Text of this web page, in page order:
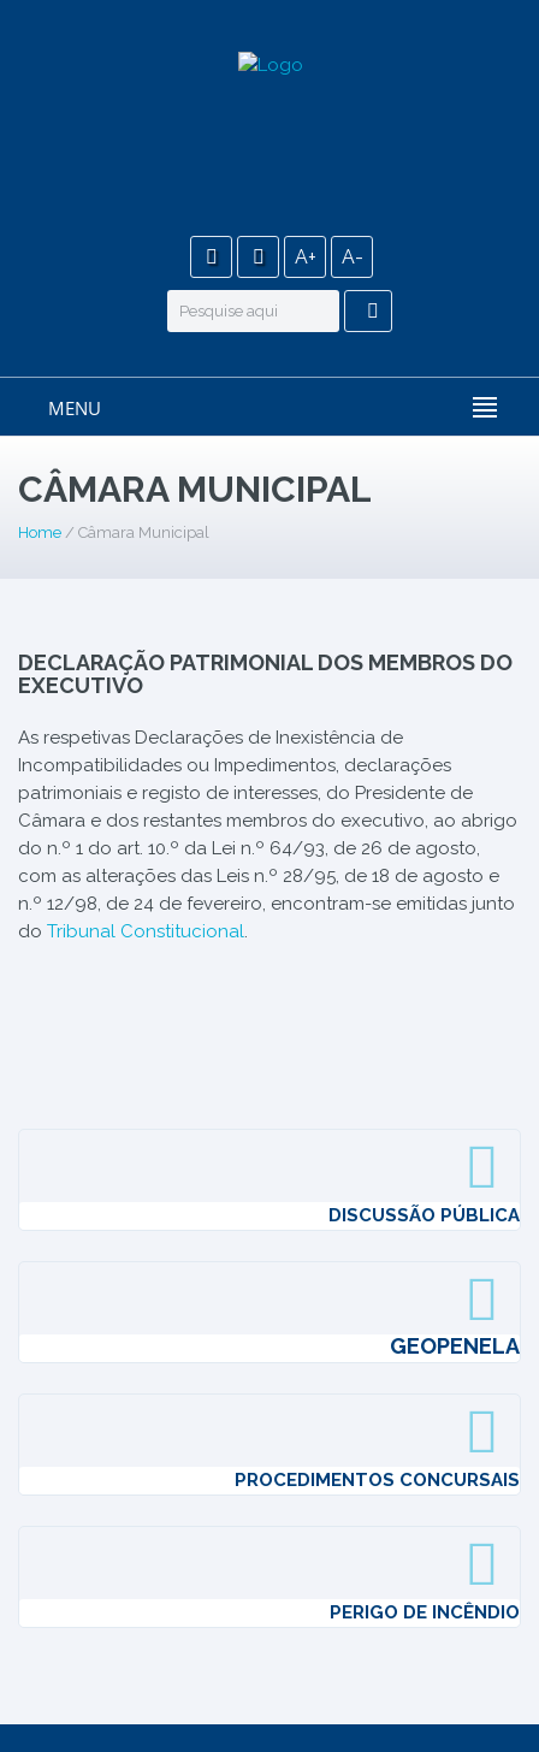
A+ A-
MENU
CÂMARA MUNICIPAL
Home / Câmara Municipal
DECLARAÇÃO PATRIMONIAL DOS MEMBROS DO
EXECUTIVO
As respetivas Declarações de Inexistência de
Incompatibilidades ou Impedimentos, declarações
patrimoniais e registo de interesses, do Presidente de
Câmara e dos restantes membros do executivo, ao abrigo
do n.º 1 do art. 10.º da Lei n.º 64/93, de 26 de agosto,
com as alterações das Leis n.º 28/95, de 18 de agosto e
n.º 12/98, de 24 de fevereiro, encontram-se emitidas junto
do Tribunal Constitucional.
DISCUSSÃO PÚBLICA
GEOPENELA
PROCEDIMENTOS CONCURSAIS
PERIGO DE INCÊNDIO